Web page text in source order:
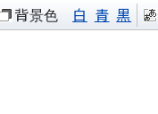
背景色 白 青 黒